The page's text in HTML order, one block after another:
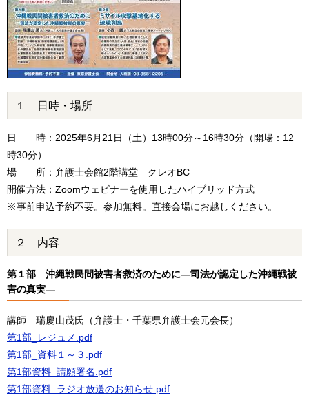
１ 日時・場所
日 時：2025年6月21日（土）13時00分～16時30分（開場：12
時30分）
場 所：弁護士会館2階講堂 クレオBC
開催方法：Zoomウェビナーを使用したハイブリッド方式
※事前申込予約不要。参加無料。直接会場にお越しください。
２ 内容
第１部 沖縄戦民間被害者救済のために―司法が認定した沖縄戦被
害の真実―
講師 瑞慶山茂氏（弁護士・千葉県弁護士会元会長）
第1部_レジュメ.pdf
第1部_資料１～３.pdf
第1部資料_請願署名.pdf
第1部資料_ラジオ放送のお知らせ.pdf